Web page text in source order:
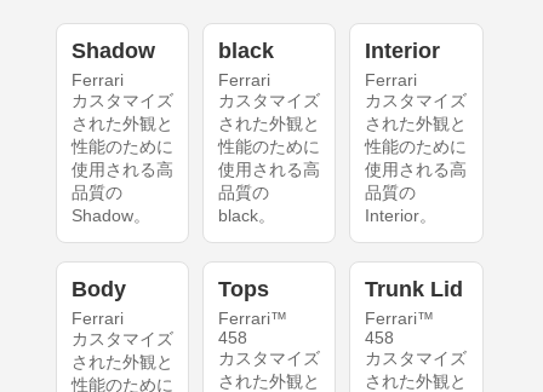
Shadow
Ferrari
カスタマイズ
された外観と
性能のために
使用される高
品質の
Shadow。
black
Ferrari
カスタマイズ
された外観と
性能のために
使用される高
品質の
black。
Interior
Ferrari
カスタマイズ
された外観と
性能のために
使用される高
品質の
Interior。
Body
Ferrari
カスタマイズ
された外観と
性能のために
Tops
Ferrari™
458
カスタマイズ
された外観と
Trunk Lid
Ferrari™
458
カスタマイズ
された外観と